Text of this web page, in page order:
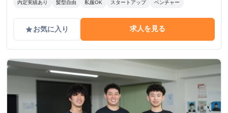
内定実績あり 髪型自由 私服OK スタートアップ ベンチャー
gradeお気に入り 求人を見る